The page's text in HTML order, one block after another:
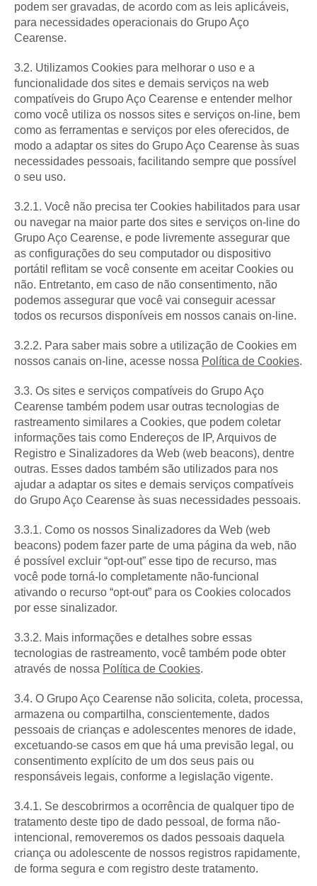
podem ser gravadas, de acordo com as leis aplicáveis,
para necessidades operacionais do Grupo Aço
Cearense.
3.2. Utilizamos Cookies para melhorar o uso e a
funcionalidade dos sites e demais serviços na web
compatíveis do Grupo Aço Cearense e entender melhor
como você utiliza os nossos sites e serviços on-line, bem
como as ferramentas e serviços por eles oferecidos, de
modo a adaptar os sites do Grupo Aço Cearense às suas
necessidades pessoais, facilitando sempre que possível
o seu uso.
3.2.1. Você não precisa ter Cookies habilitados para usar
ou navegar na maior parte dos sites e serviços on-line do
Grupo Aço Cearense, e pode livremente assegurar que
as configurações do seu computador ou dispositivo
portátil reflitam se você consente em aceitar Cookies ou
não. Entretanto, em caso de não consentimento, não
podemos assegurar que você vai conseguir acessar
todos os recursos disponíveis em nossos canais on-line.
3.2.2. Para saber mais sobre a utilização de Cookies em
nossos canais on-line, acesse nossa Política de Cookies.
3.3. Os sites e serviços compatíveis do Grupo Aço
Cearense também podem usar outras tecnologias de
rastreamento similares a Cookies, que podem coletar
informações tais como Endereços de IP, Arquivos de
Registro e Sinalizadores da Web (web beacons), dentre
outras. Esses dados também são utilizados para nos
ajudar a adaptar os sites e demais serviços compatíveis
do Grupo Aço Cearense às suas necessidades pessoais.
3.3.1. Como os nossos Sinalizadores da Web (web
beacons) podem fazer parte de uma página da web, não
é possível excluir “opt-out” esse tipo de recurso, mas
você pode torná-lo completamente não-funcional
ativando o recurso “opt-out” para os Cookies colocados
por esse sinalizador.
3.3.2. Mais informações e detalhes sobre essas
tecnologias de rastreamento, você também pode obter
através de nossa Política de Cookies.
3.4. O Grupo Aço Cearense não solicita, coleta, processa,
armazena ou compartilha, conscientemente, dados
pessoais de crianças e adolescentes menores de idade,
excetuando-se casos em que há uma previsão legal, ou
consentimento explícito de um dos seus pais ou
responsáveis legais, conforme a legislação vigente.
3.4.1. Se descobrirmos a ocorrência de qualquer tipo de
tratamento deste tipo de dado pessoal, de forma não-
intencional, removeremos os dados pessoais daquela
criança ou adolescente de nossos registros rapidamente,
de forma segura e com registro deste tratamento.